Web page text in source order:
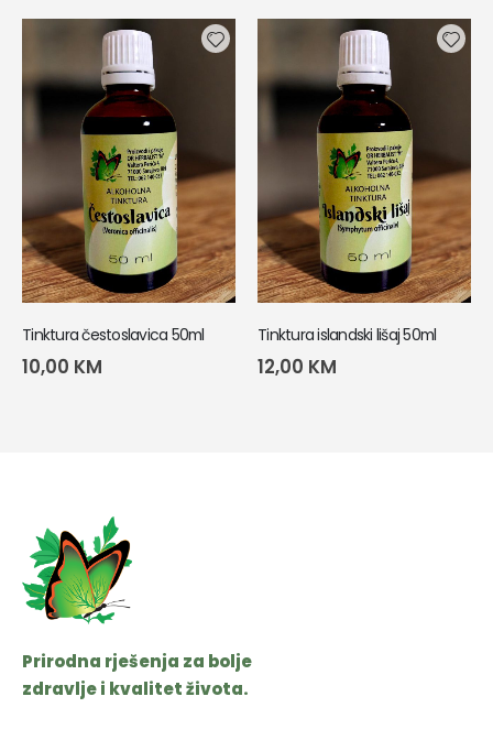
Tinktura čestoslavica 50ml
10,00 KM
Tinktura islandski lišaj 50ml
12,00 KM
Prirodna rješenja za bolje
zdravlje i kvalitet života.